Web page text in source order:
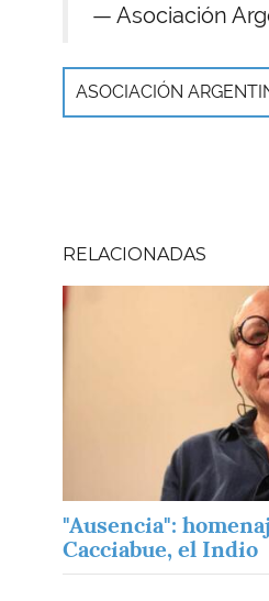
— Asociación
ASOCIACIÓN
RELACIONADAS
"Ausencia":
Cacciabue, el Indio